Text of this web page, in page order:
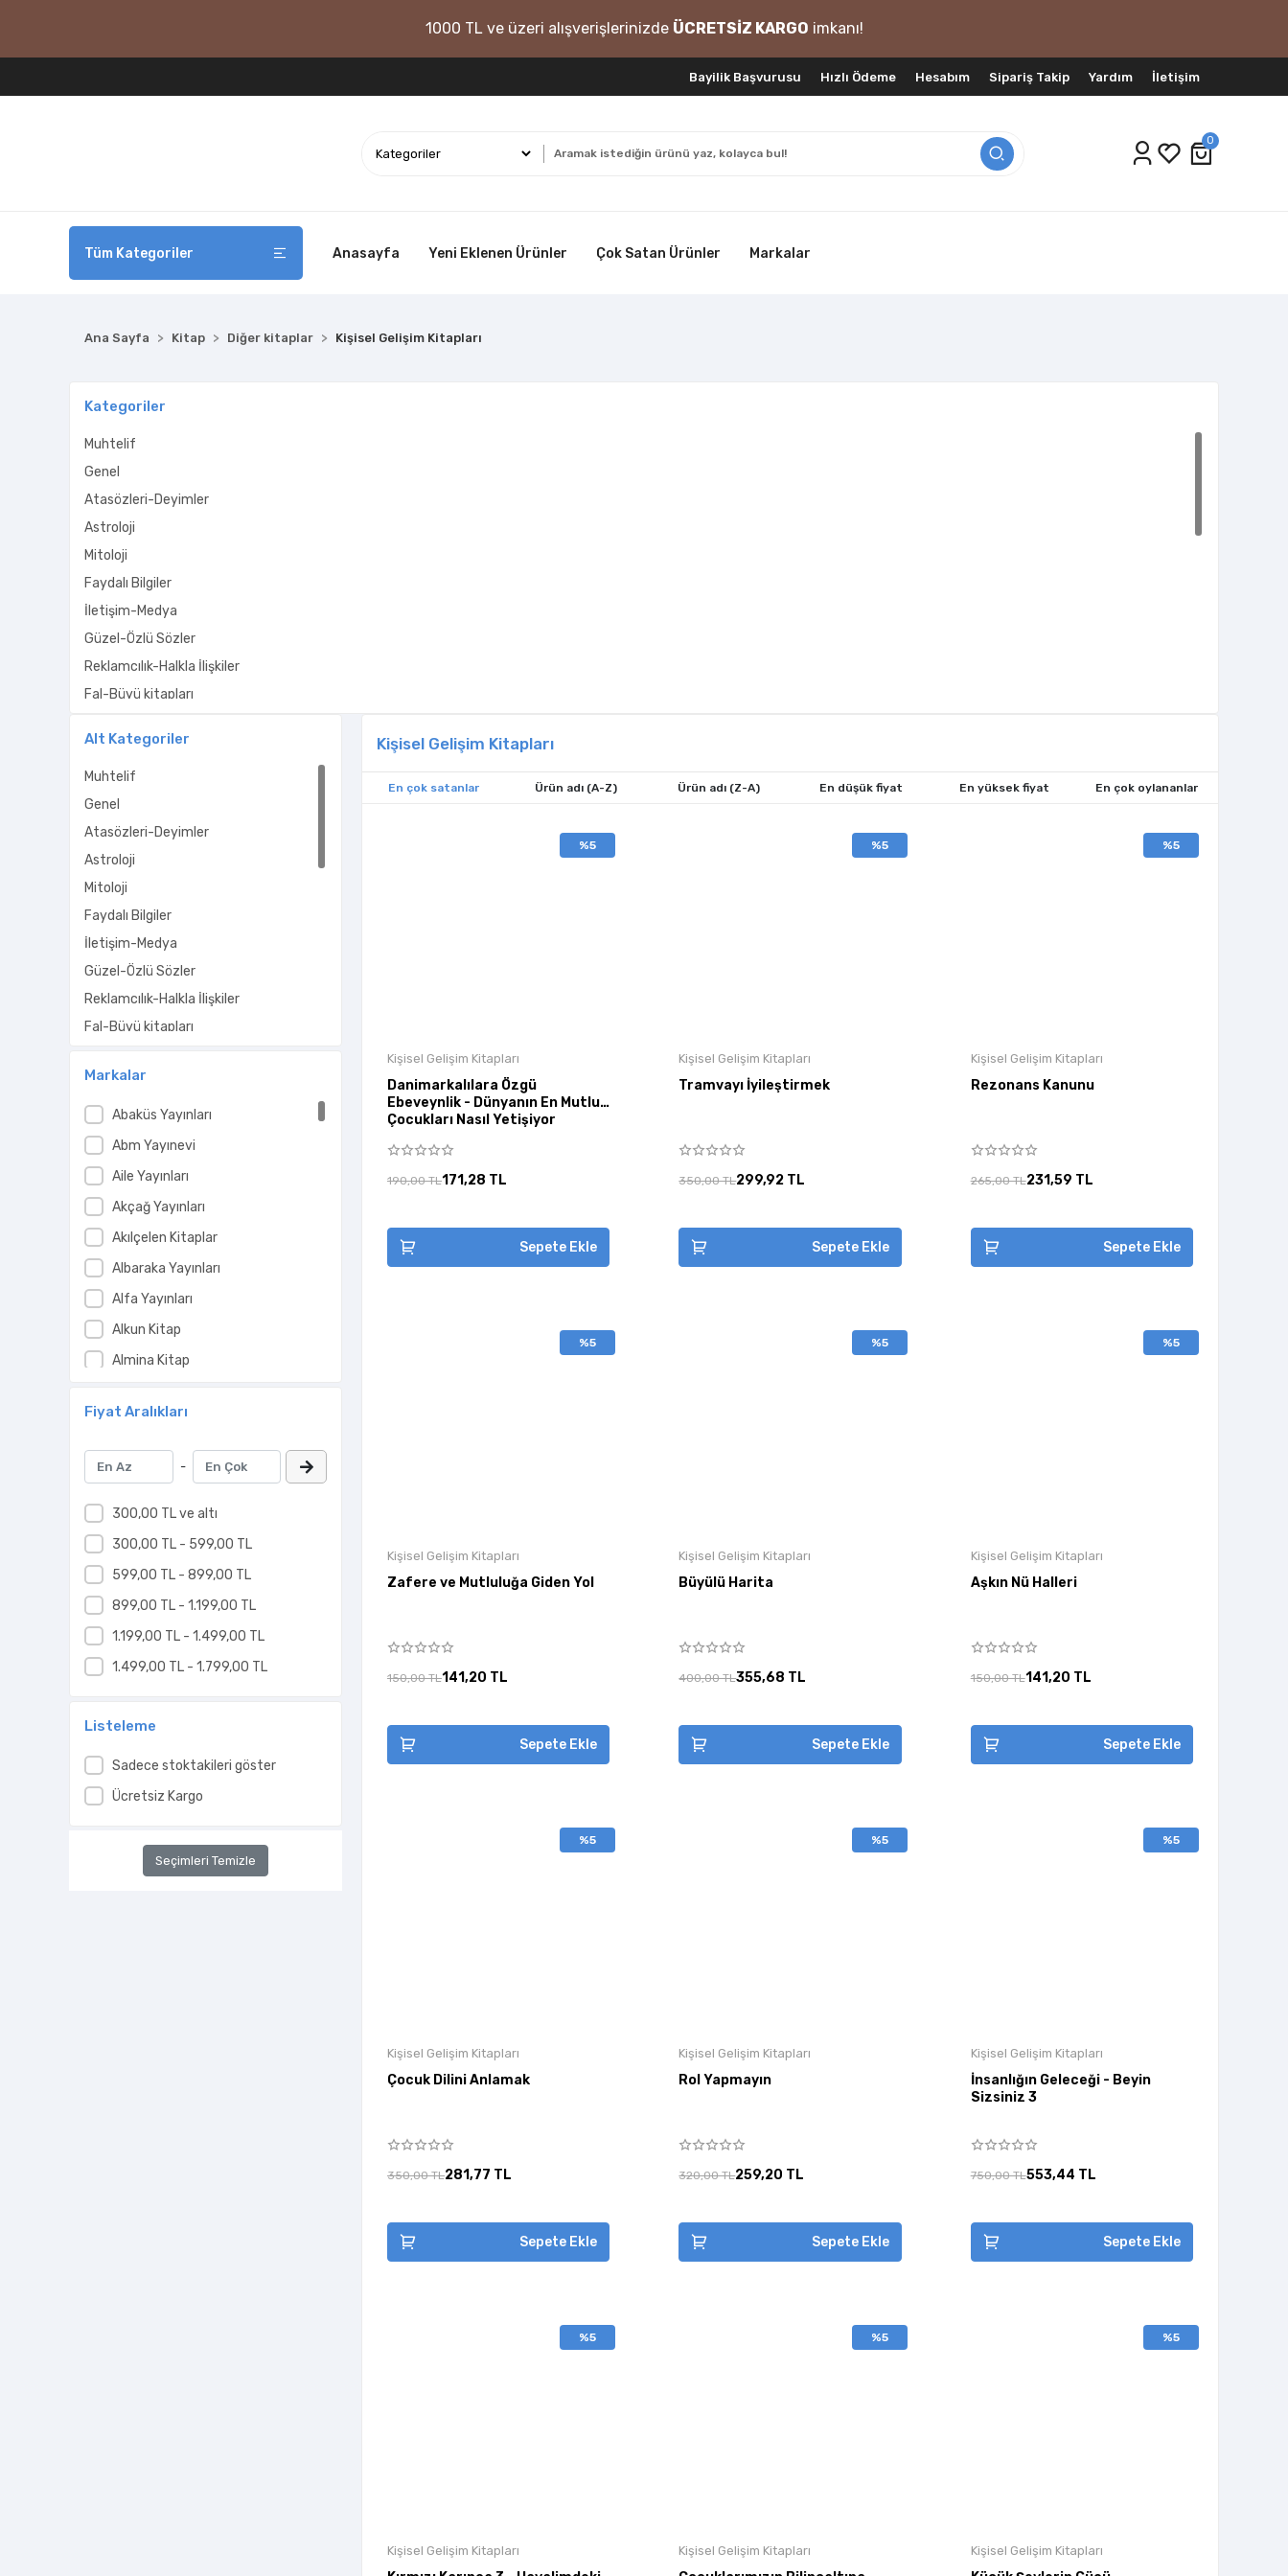
1000 TL ve üzeri alışverişlerinizde ÜCRETSİZ KARGO imkanı!
Bayilik Başvurusu Hızlı Ödeme Hesabım Sipariş Takip Yardım İletişim
0
Tüm Kategoriler Anasayfa Yeni Eklenen Ürünler Çok Satan Ürünler Markalar
Ana Sayfa Kitap Diğer kitaplar Kişisel Gelişim Kitapları
Kategoriler
Muhtelif
Genel
Atasözleri-Deyimler
Astroloji
Mitoloji
Faydalı Bilgiler
İletişim-Medya
Güzel-Özlü Sözler
Reklamcılık-Halkla İlişkiler
Fal-Büyü kitapları
Çevre-Doğa
Kitap Ayrıcı
Meslek Kitapları
Parapsikoloji-Gizem
Kişisel Gelişim Kitapları
deneme
bilim
gençlik kitapları
dilbilim
kitap hakkında
söyleşi
çeşitli
Alt Kategoriler
Muhtelif
Genel
Atasözleri-Deyimler
Astroloji
Mitoloji
Faydalı Bilgiler
İletişim-Medya
Güzel-Özlü Sözler
Reklamcılık-Halkla İlişkiler
Fal-Büyü kitapları
Çevre-Doğa
Kitap Ayrıcı
Meslek Kitapları
Parapsikoloji-Gizem
Kişisel Gelişim Kitapları
deneme
bilim
gençlik kitapları
dilbilim
kitap hakkında
söyleşi
çeşitli
Markalar
Abaküs Yayınları
Abm Yayınevi
Aile Yayınları
Akçağ Yayınları
Akılçelen Kitaplar
Albaraka Yayınları
Alfa Yayınları
Alkun Kitap
Almina Kitap
Altın Kitaplar Yayınevi
Arıtan Yayınevi
Arkadaş Yayınları
Arunas Yayıncılık
Athica Books
Ay Kitap
Babıali Kültür Yayıncılığı
Başucu Yayınları
Beka Yayınları
Beyaz Baykuş Yayınları
Beyaz Yayınları
Bilgi Yayınevi
Bulut Yayınları
Butik Yayınları
Fiyat Aralıkları
-
300,00 TL ve altı
300,00 TL - 599,00 TL
599,00 TL - 899,00 TL
899,00 TL - 1.199,00 TL
1.199,00 TL - 1.499,00 TL
1.499,00 TL - 1.799,00 TL
Listeleme
Sadece stoktakileri göster
Ücretsiz Kargo
Seçimleri Temizle
Kişisel Gelişim Kitapları
En çok satanlar Ürün adı (A-Z) Ürün adı (Z-A) En düşük fiyat En yüksek fiyat En çok oylananlar
%5
Kişisel Gelişim Kitapları
Danimarkalılara Özgü
Ebeveynlik - Dünyanın En Mutlu
Çocukları Nasıl Yetişiyor
190,00 TL171,28 TL
Sepete Ekle
%5
Kişisel Gelişim Kitapları
Tramvayı İyileştirmek
350,00 TL299,92 TL
Sepete Ekle
%5
Kişisel Gelişim Kitapları
Rezonans Kanunu
265,00 TL231,59 TL
Sepete Ekle
%5
Kişisel Gelişim Kitapları
Zafere ve Mutluluğa Giden Yol
150,00 TL141,20 TL
Sepete Ekle
%5
Kişisel Gelişim Kitapları
Büyülü Harita
400,00 TL355,68 TL
Sepete Ekle
%5
Kişisel Gelişim Kitapları
Aşkın Nü Halleri
150,00 TL141,20 TL
Sepete Ekle
%5
Kişisel Gelişim Kitapları
Çocuk Dilini Anlamak
350,00 TL281,77 TL
Sepete Ekle
%5
Kişisel Gelişim Kitapları
Rol Yapmayın
320,00 TL259,20 TL
Sepete Ekle
%5
Kişisel Gelişim Kitapları
İnsanlığın Geleceği - Beyin
Sizsiniz 3
750,00 TL553,44 TL
Sepete Ekle
%5
Kişisel Gelişim Kitapları
%5
Kişisel Gelişim Kitapları
%5
Kişisel Gelişim Kitapları